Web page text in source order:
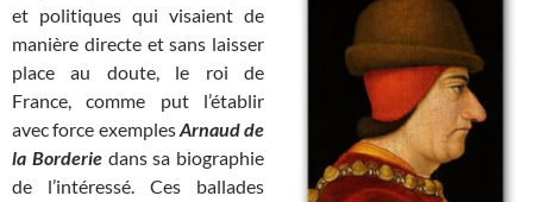
et politiques qui visaient de
manière directe et sans laisser
place au doute, le roi de
France, comme put l’établir
avec force exemplesArnaud de
la Borderie dans sa biographie
de l’intéressé. Ces ballades